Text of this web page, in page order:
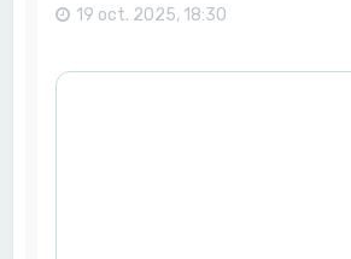
19 oct. 2025, 18:30